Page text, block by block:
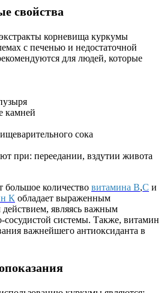
свойства
корневища куркумы
с печенью и недостаточной
для людей, которые
камней
сока
при: переедании, вздутии живота
большое количество витамина В,С и
К обладает выраженным
являясь важным
сосудистой системы. Также, витамин
важнейшего антиоксиданта в